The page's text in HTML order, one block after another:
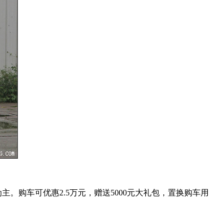
。购车可优惠2.5万元，赠送5000元大礼包，置换购车用